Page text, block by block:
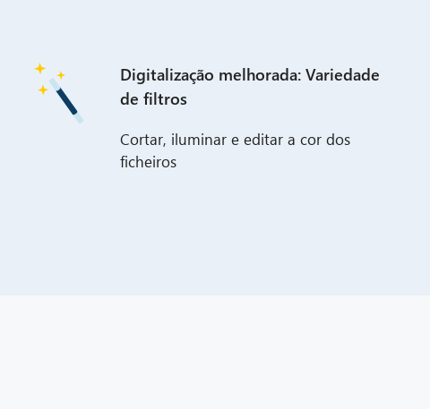
Digitalização melhorada: Variedade
de filtros
Cortar, iluminar e editar a cor dos
ficheiros